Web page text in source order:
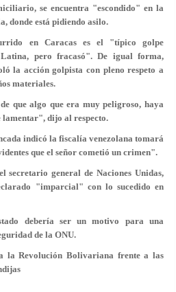
se encuentra "escondido" en la
donde está pidiendo asilo.
en Caracas es el "típico golpe
pero fracasó". De igual forma,
la acción golpista con pleno respeto a
materiales.
que algo que era muy peligroso, haya
lamentar", dijo al respecto.
indicó la fiscalía venezolana tomará
que el señor cometió un crimen".
secretario general de Naciones Unidas,
"imparcial" con lo sucedido en
debería ser un motivo para una
de la ONU.
la Revolución Bolivariana frente a las